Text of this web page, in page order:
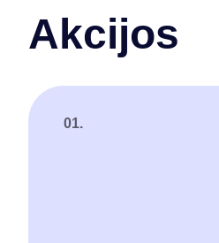
Akcijos
01.